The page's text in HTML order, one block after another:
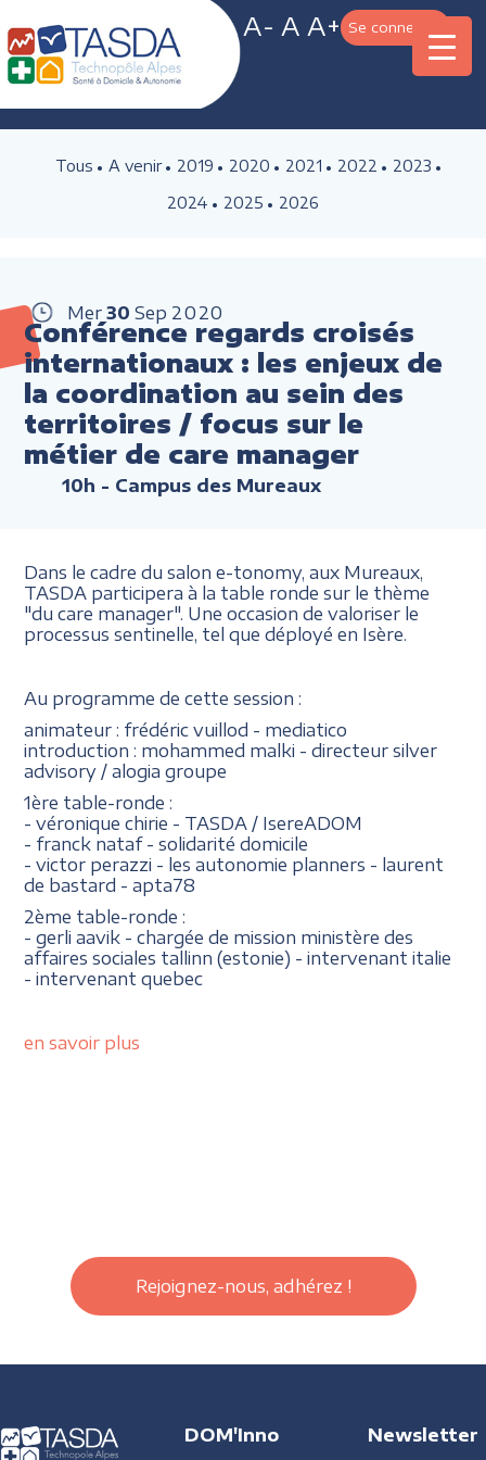
A- A A+ Se connecter
Tous A venir 2019 2020 2021 2022
2023
2024
2025 2026
Mer 30 Sep 2020
Conférence regards croisés
internationaux : les enjeux de
la coordination au sein des
territoires / focus sur le
métier de care manager
10h - Campus des Mureaux
Dans le cadre du salon e-tonomy, aux Mureaux,
TASDA participera à la table ronde sur le thème
"du care manager". Une occasion de valoriser le
processus sentinelle, tel que déployé en Isère.
Au programme de cette session :
animateur : frédéric vuillod - mediatico
introduction : mohammed malki - directeur silver
advisory / alogia groupe
1ère table-ronde :
- véronique chirie - TASDA / IsereADOM
- franck nataf - solidarité domicile
- victor perazzi - les autonomie planners - laurent
de bastard - apta78
2ème table-ronde :
- gerli aavik - chargée de mission ministère des
affaires sociales tallinn (estonie) - intervenant italie
- intervenant quebec
en savoir plus
Rejoignez-nous, adhérez !
DOM'Inno Newsletter